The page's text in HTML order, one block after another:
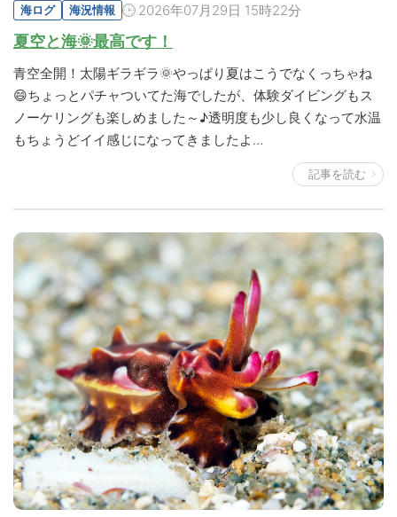
海ログ 海況情報 2026年07月29日 15時22分
夏空と海🌞最高です！
青空全開！太陽ギラギラ🌞やっぱり夏はこうでなくっちゃね
😄ちょっとパチャついてた海でしたが、体験ダイビングもス
ノーケリングも楽しめました～♪透明度も少し良くなって水温
もちょうどイイ感じになってきましたよ…
記事を読む